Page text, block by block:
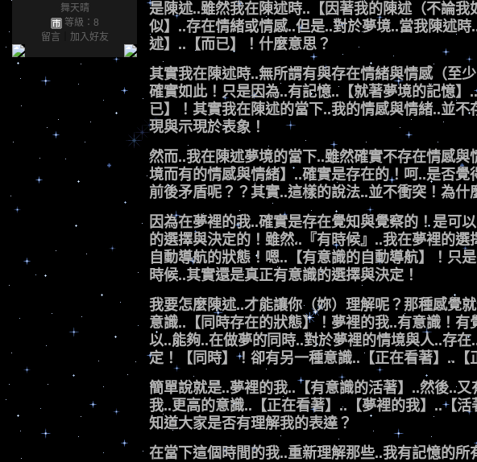
舞天晴
等級：8
留言
加入好友
是陳述..雖然我在陳述時..【因著我的陳述（不論我
似】..存在情緒或情感..但是..對於夢境..當我陳述時
述】..【而已】！什麼意思？
其實我在陳述時..無所謂有與存在情緒與情感（至
確實如此！只是因為..有記憶..【就著夢境的記憶】
已】！其實我在陳述的當下..我的情感與情緒..並不
現與示現於表象！
然而..我在陳述夢境的當下..雖然確實不存在情感與
境而有的情感與情緒】..確實是存在的！呵..是否覺
前後矛盾呢？？其實..這樣的說法..並不衝突！為什
因為在夢裡的我..確實是存在覺知與覺察的！是可
的選擇與決定的！雖然..『有時候』..我在夢裡的選
自動導航的狀態！嗯..【有意識的自動導航】！只
時候..其實還是真正有意識的選擇與決定！
我要怎麼陳述..才能讓你（妳）理解呢？那種感覺
意識..【同時存在的狀態】！夢裡的我..有意識！有
以..能夠..在做夢的同時..對於夢裡的情境與人..存在
定！【同時】！卻有另一種意識..【正在看著】..【
簡單說就是..夢裡的我..【有意識的活著】..然後..又
我..更高的意識..【正在看著】..【夢裡的我】..【活
知道大家是否有理解我的表達？
在當下這個時間的我..重新理解那些..我有記憶的所